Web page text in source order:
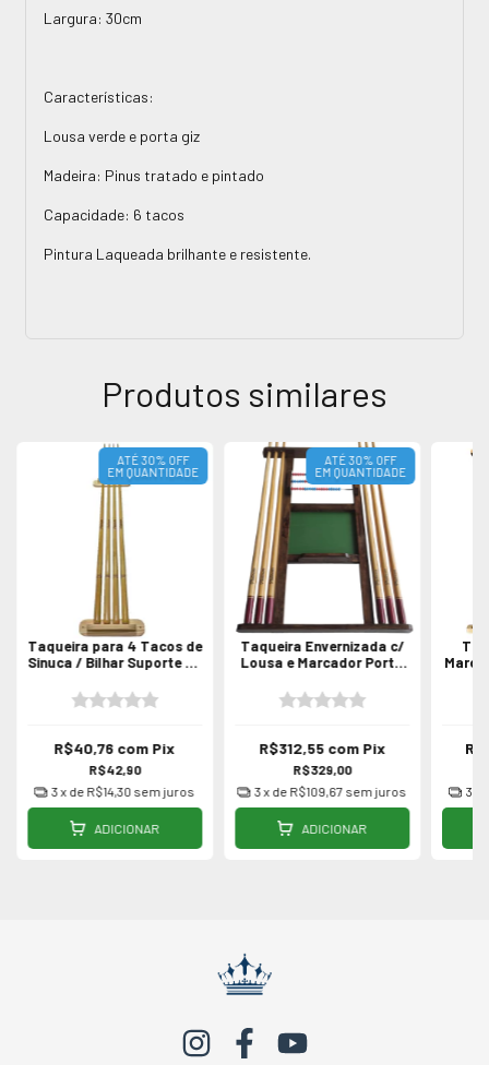
Largura: 30cm
Características:
Lousa verde e porta giz
Madeira: Pinus tratado e pintado
Capacidade: 6 tacos
Pintura Laqueada brilhante e resistente.
Produtos similares
ATÉ 30% OFF
EM QUANTIDADE
Taqueira para 4 Tacos de
Sinuca / Bilhar Suporte de
R$42,90
R$40,76 com Pix
3x de R$14,30 sem juros
ADICIONAR
ATÉ 30% OFF
EM QUANTIDADE
Taqueira Envernizada c/
Lousa e Marcador Porta
R$329,00
R$312,55 com Pix
3 x de R$109,67 sem juros
ADICIONAR
3